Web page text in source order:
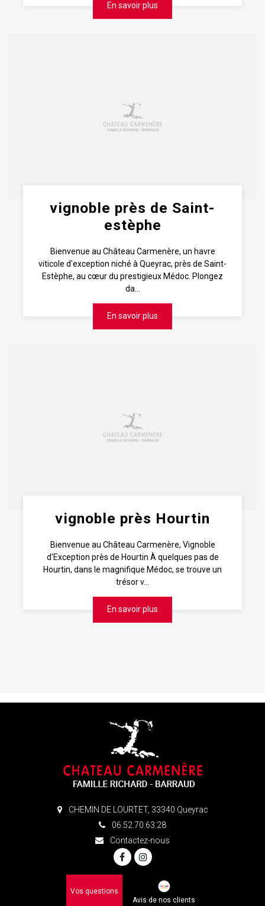
En savoir plus
vignoble près de Saint-
estèphe
Bienvenue au Château Carmenère, un havre
viticole d'exception niché à Queyrac, près de Saint-
Estèphe, au cœur du prestigieux Médoc. Plongez
da...
En savoir plus
vignoble près Hourtin
Bienvenue au Château Carmenère, Vignoble
d'Exception près de Hourtin À quelques pas de
Hourtin, dans le magnifique Médoc, se trouve un
trésor v...
En savoir plus
CHEMIN DE LOURTET, 33340 Queyrac
06.52.70.63.28
Contactez-nous
Vos questions
Avis de nos clients